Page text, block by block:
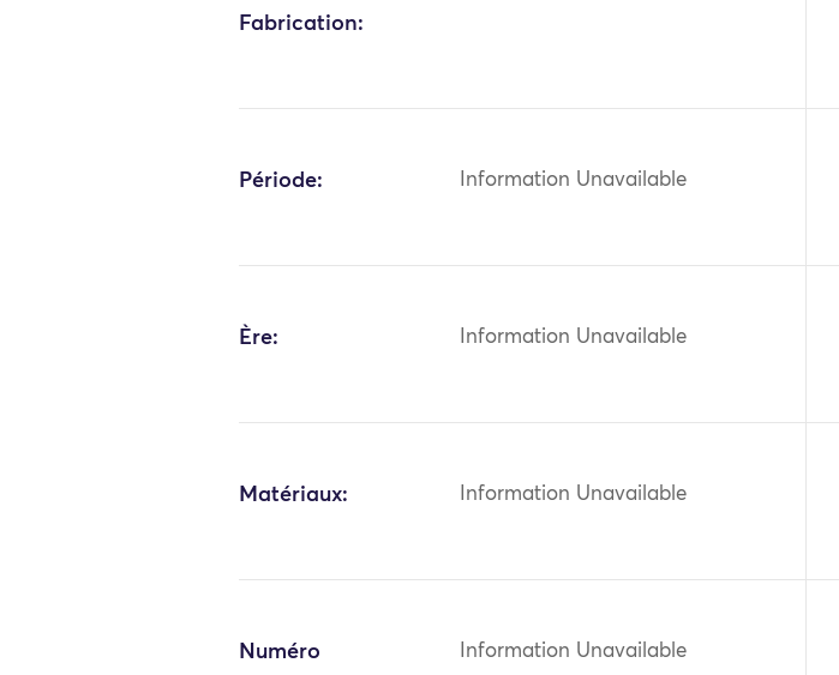
Fabrication:
Période: Information Unavailable
Ère: Information Unavailable
Matériaux: Information Unavailable
Numéro
Information Unavailable